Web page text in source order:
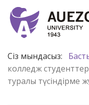
Сіз мындасыз:
колледж
туралы түсіндірме